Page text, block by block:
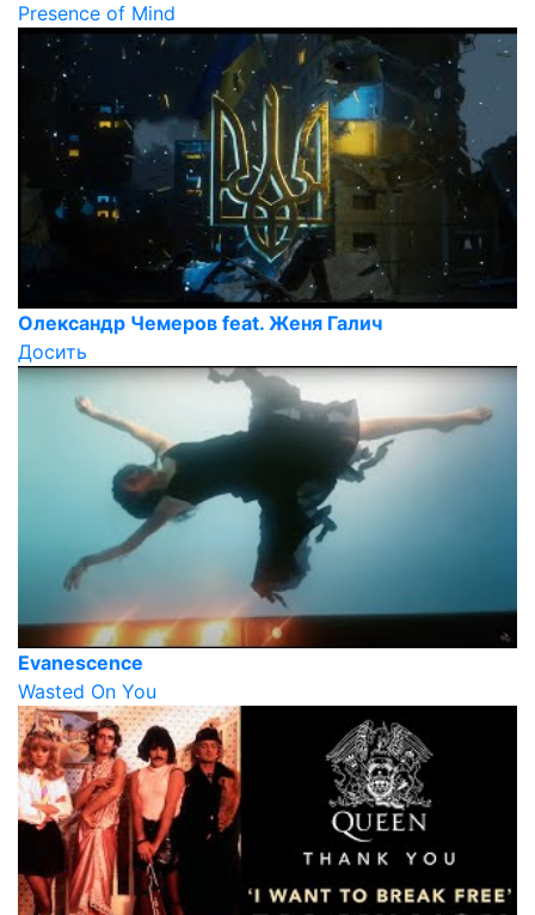
Presence of Mind
Олександр Чемеров feat. Женя Галич
Досить
Evanescence
Wasted On You